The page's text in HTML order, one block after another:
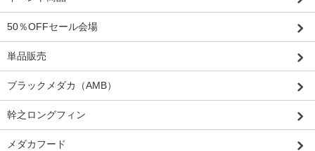
50％OFFセール会場
単品販売
ブラックメダカ（AMB）
幹之ロングフィン
メダカフード